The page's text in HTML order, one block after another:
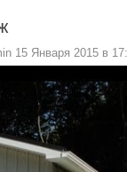
15 Января 2015 в